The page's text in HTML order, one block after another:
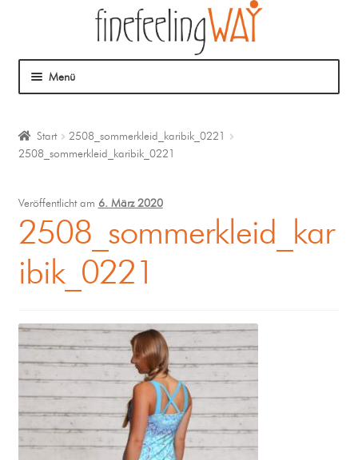
Menü
Mein Angebot
Coaching
Klangmassage
Start
2508_sommerkleid_karibik_0221
2508_sommerkleid_karibik_0221
Veröffentlicht am 6. März 2020
2508_sommerkleid_kar
ibik_0221